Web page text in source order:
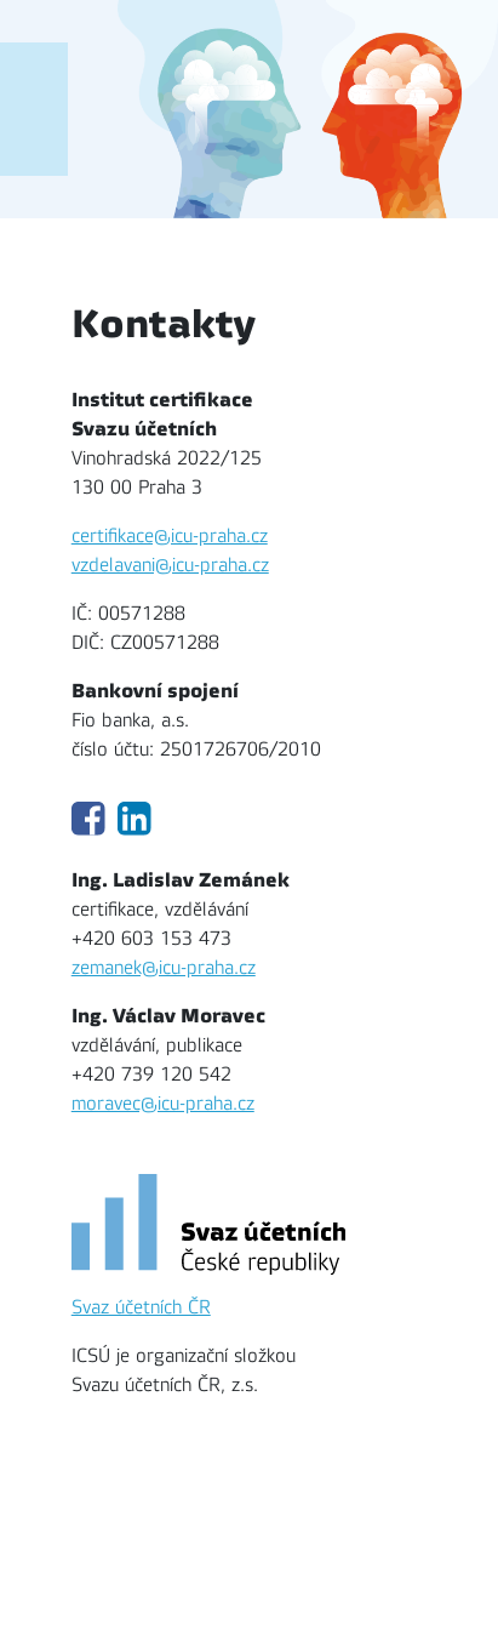
Kontakty
Institut certifikace
Svazu účetních
Vinohradská 2022/125
130 00 Praha 3
certifikace@icu-praha.cz
vzdelavani@icu-praha.cz
IČ: 00571288
DIČ: CZ00571288
Bankovní spojení
Fio banka, a.s.
číslo účtu: 2501726706/2010
Ing. Ladislav Zemánek
certifikace, vzdělávání
+420 603 153 473
zemanek@icu-praha.cz
Ing. Václav Moravec
vzdělávání, publikace
+420 739 120 542
moravec@icu-praha.cz
Svaz účetních ČR
ICSÚ je organizační složkou
Svazu účetních ČR, z.s.